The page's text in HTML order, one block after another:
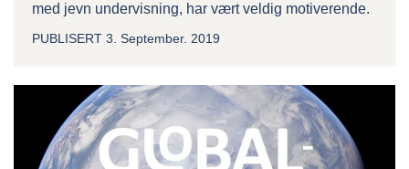
med jevn undervisning, har vært veldig motiverende.
PUBLISERT 3. September. 2019